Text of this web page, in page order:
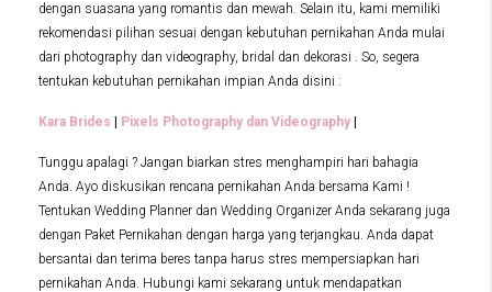
dengan suasana yang romantis dan mewah. Selain itu, kami memiliki
rekomendasi pilihan sesuai dengan kebutuhan pernikahan Anda mulai
dari photography dan videography, bridal dan dekorasi . So, segera
tentukan kebutuhan pernikahan impian Anda disini :
Kara Brides Pixels Photography dan Videography
Tunggu apalagi ? Jangan biarkan stres menghampiri hari bahagia
Anda. Ayo diskusikan rencana pernikahan Anda bersama Kami !
Tentukan Wedding Planner dan Wedding Organizer Anda sekarang juga
dengan Paket Pernikahan dengan harga yang terjangkau. Anda dapat
bersantai dan terima beres tanpa harus stres mempersiapkan hari
pernikahan Anda. Hubungi kami sekarang untuk mendapatkan